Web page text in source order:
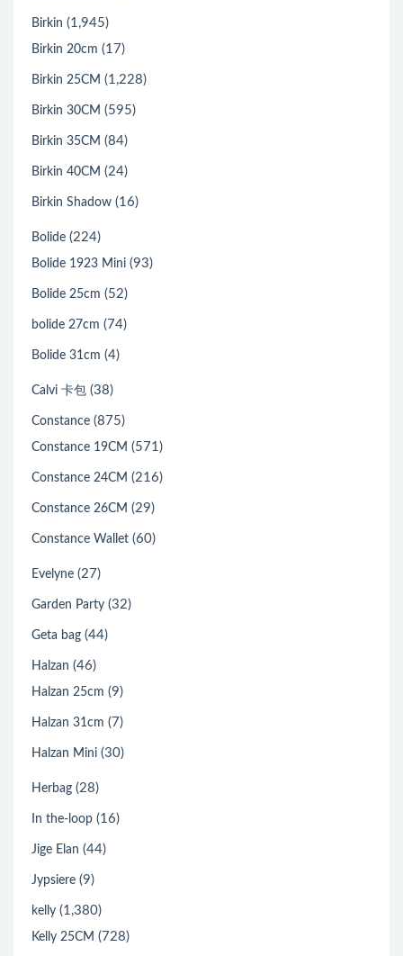
Birkin (1,945)
Birkin 20cm (17)
Birkin 25CM (1,228)
Birkin 30CM (595)
Birkin 35CM (84)
Birkin 40CM (24)
Birkin Shadow (16)
Bolide (224)
Bolide 1923 Mini (93)
Bolide 25cm (52)
bolide 27cm (74)
Bolide 31cm (4)
Calvi 卡包 (38)
Constance (875)
Constance 19CM (571)
Constance 24CM (216)
Constance 26CM (29)
Constance Wallet (60)
Evelyne (27)
Garden Party (32)
Geta bag (44)
Halzan (46)
Halzan 25cm (9)
Halzan 31cm (7)
Halzan Mini (30)
Herbag (28)
In the-loop (16)
Jige Elan (44)
Jypsiere (9)
kelly (1,380)
Kelly 25CM (728)